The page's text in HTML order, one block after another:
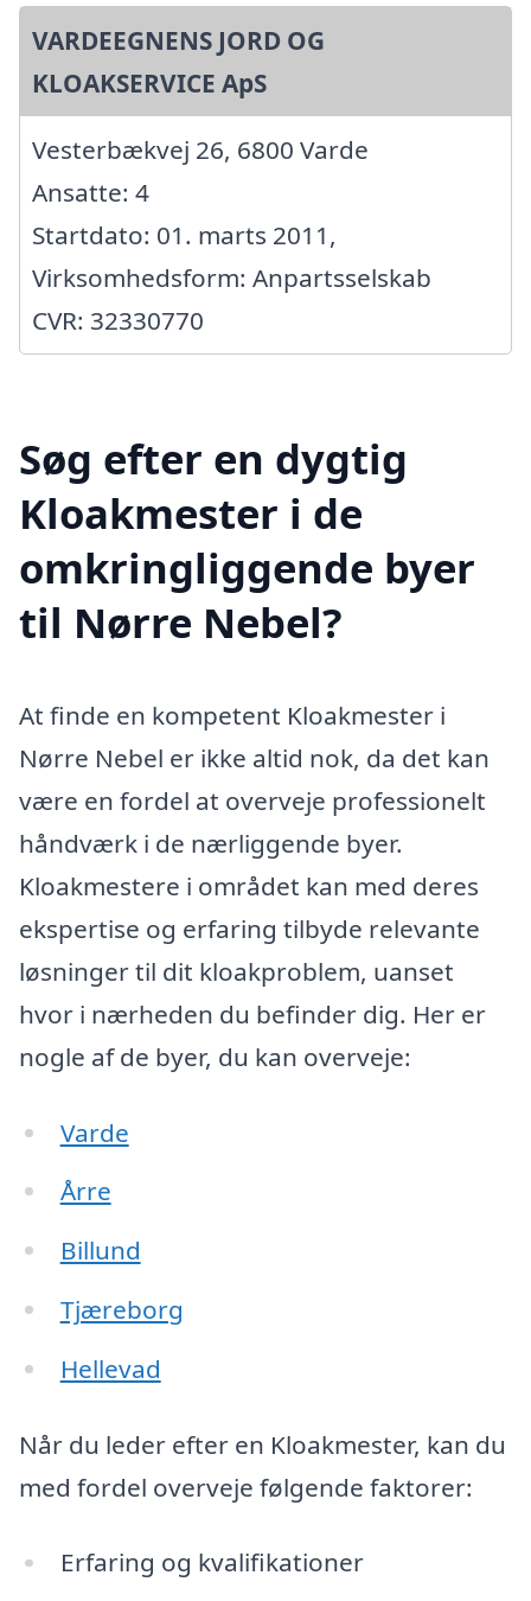
VARDEEGNENS JORD OG
KLOAKSERVICE ApS
Vesterbækvej 26, 6800 Varde
Ansatte: 4
Startdato: 01. marts 2011,
Virksomhedsform: Anpartsselskab
CVR: 32330770
Søg efter en dygtig
Kloakmester i de
omkringliggende byer
til Nørre Nebel?
At finde en kompetent Kloakmester i
Nørre Nebel er ikke altid nok, da det kan
være en fordel at overveje professionelt
håndværk i de nærliggende byer.
Kloakmestere i området kan med deres
ekspertise og erfaring tilbyde relevante
løsninger til dit kloakproblem, uanset
hvor i nærheden du befinder dig. Her er
nogle af de byer, du kan overveje:
Varde
Årre
Billund
Tjæreborg
Hellevad
Når du leder efter en Kloakmester, kan du
med fordel overveje følgende faktorer:
Erfaring og kvalifikationer